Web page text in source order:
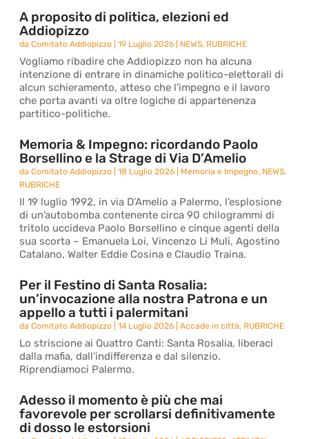
A proposito di politica, elezioni ed
Addiopizzo
daComitato Addiopizzo |19 Luglio 2026 NEWS, RUBRICHE
Vogliamo ribadire che Addiopizzo non ha alcuna
intenzione di entrare in dinamiche politico-elettorali di
alcun schieramento, atteso che l’impegno e il lavoro
che porta avanti va oltre logiche di appartenenza
partitico-politiche.
Memoria & Impegno: ricordando Paolo
Borsellino e la Strage di Via D’Amelio
daComitato Addiopizzo |18 Luglio 2026 Memoria e Impegno, NEWS,
RUBRICHE
Il 19 luglio 1992, in via D’Amelio a Palermo, l’esplosione
di un’autobomba contenente circa 90 chilogrammi di
tritolo uccideva Paolo Borsellino e cinque agenti della
sua scorta – Emanuela Loi, Vincenzo Li Muli, Agostino
Catalano, Walter Eddie Cosina e Claudio Traina.
Per il Festino di Santa Rosalia:
un’invocazione alla nostra Patrona e un
appello a tutti i palermitani
daComitato Addiopizzo |14 Luglio 2026 |Accade in città, RUBRICHE
Lo striscione ai Quattro Canti: Santa Rosalia, liberaci
dalla mafia, dall’indifferenza e dal silenzio.
Riprendiamoci Palermo.
Adesso il momento è più che mai
favorevole per scrollarsi definitivamente
di dosso le estorsioni